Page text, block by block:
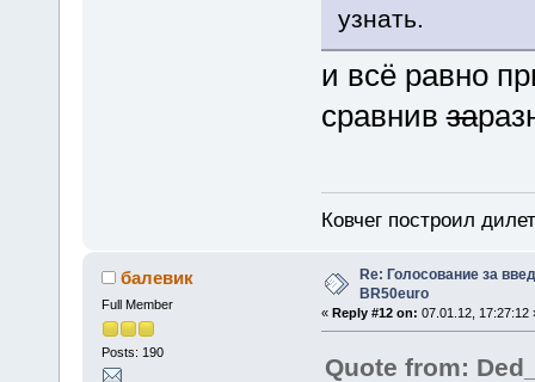
узнать.
и всё равно
сравнивза
Ковчег построил
балевик
Full Member
Posts: 190
Re: Голосование за
BR50euro
« Reply #12 on: 07.01.12, 17:27:12
Quote from: